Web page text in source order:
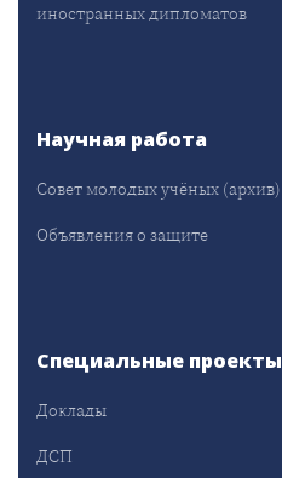
иностранных дипломатов
Научная работа
Совет молодых учёных (архив)
Объявления о защите
Специальные проекты
Доклады
ДСП